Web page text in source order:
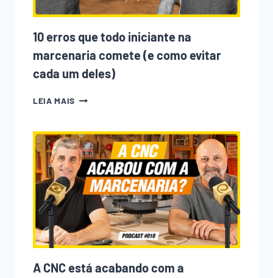
10 erros que todo iniciante na
marcenaria comete (e como evitar
cada um deles)
LEIA MAIS 10
TODO
INICIANTE
NA
MARCENARIA
COMETE
(E
COMO
EVITAR
CADA
UM
DELES)
A CNC está acabando com a